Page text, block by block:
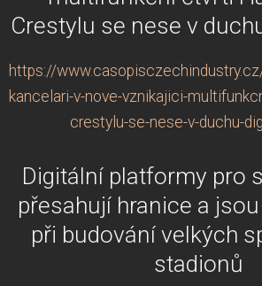
Crestylu se nese v
https://
kancelari-v-nove-vznikajici-
crestylu-se-nese-v-duchu-
Digitální platformy pro
přesahují hranice a
při budování velkých
stadionů